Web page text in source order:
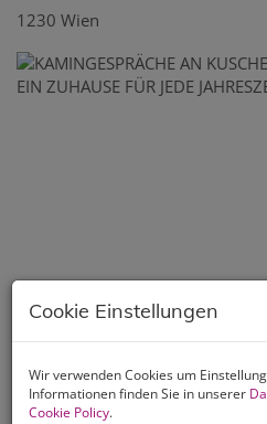
1230 Wien
Cookie Einstellungen
Wir verwenden Cookies um
Informationen finden Sie in unserer
Cookie Policy.